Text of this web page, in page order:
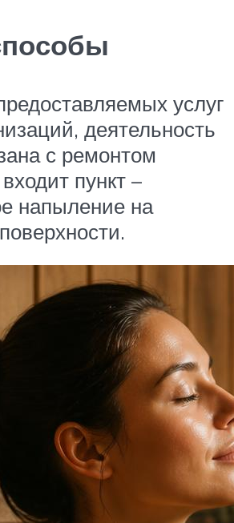
услуг
деятельность
с ремонтом
пункт –
напыление на